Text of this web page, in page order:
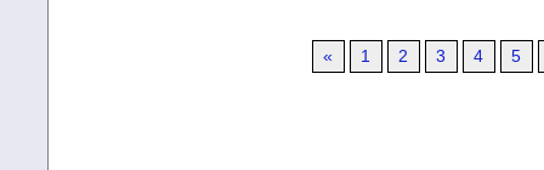
« 1 2 3 4 5